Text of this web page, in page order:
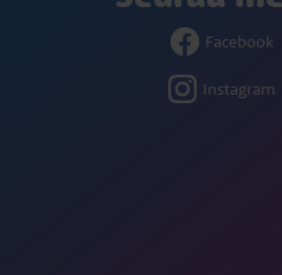
Facebook
Instagram